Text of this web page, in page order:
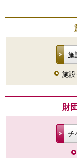
施
施設
財
チ